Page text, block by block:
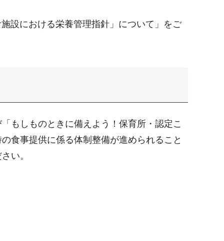
設における栄養管理指針」について」をご
もしものときに備えよう！保育所・認定こ
食事提供に係る体制整備が進められること
い。